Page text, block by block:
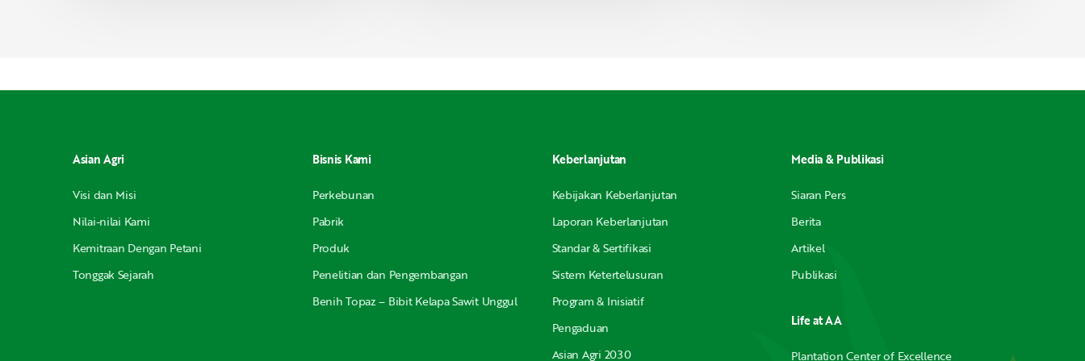
Asian Agri
Visi dan Misi
Nilai-nilai Kami
Kemitraan Dengan Petani
Tonggak Sejarah
Bisnis Kami
Perkebunan
Pabrik
Produk
Penelitian dan Pengembangan
Benih Topaz – Bibit Kelapa Sawit Unggul
Keberlanjutan
Kebijakan Keberlanjutan
Laporan Keberlanjutan
Standar & Sertifikasi
Sistem Ketertelusuran
Program & Inisiatif
Pengaduan
Asian Agri 2030
Media & Publikasi
Siaran Pers
Berita
Artikel
Publikasi
Life at AA
Plantation Center of Excellence